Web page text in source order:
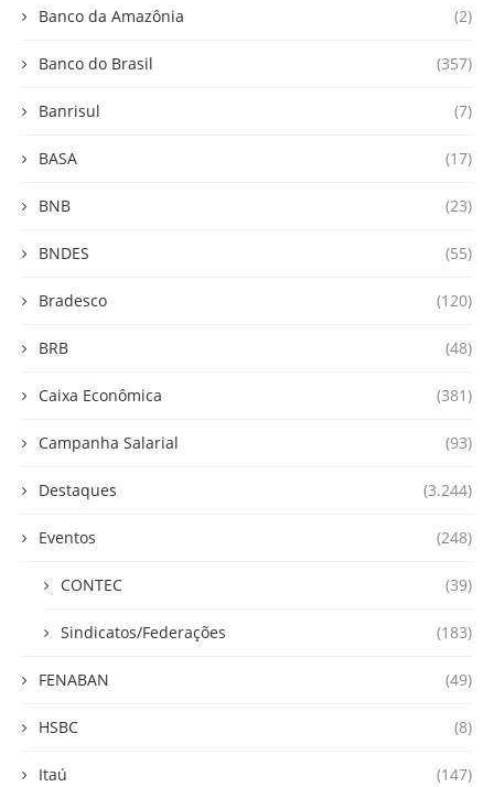
Banco da Amazônia (2)
Banco do Brasil (357)
Banrisul (7)
BASA (17)
BNB (23)
BNDES (55)
Bradesco (120)
BRB (48)
Caixa Econômica (381)
Campanha Salarial (93)
Destaques (3.244)
Eventos (248)
CONTEC (39)
Sindicatos/Federações (183)
FENABAN (49)
HSBC (8)
Itaú (147)